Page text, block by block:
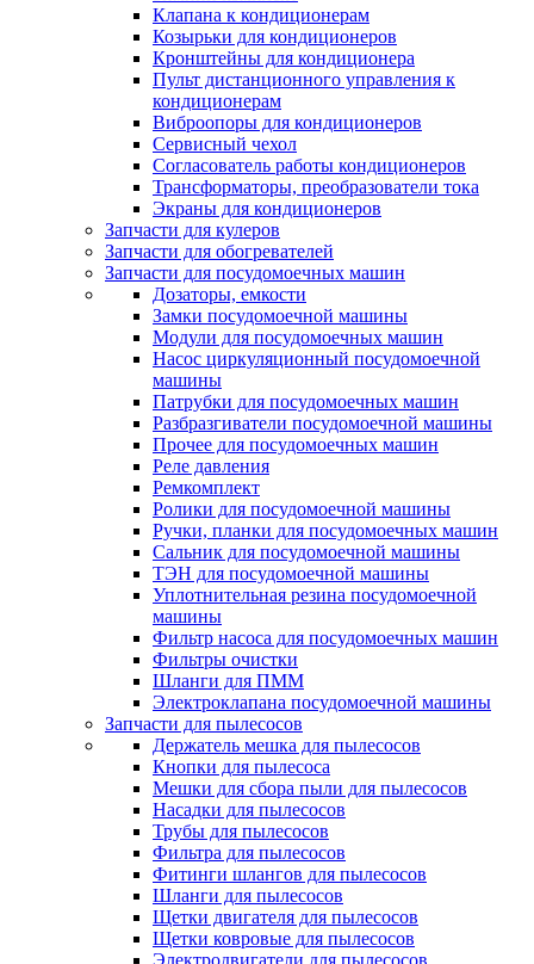
Клапана к кондиционерам
Козырьки для кондиционеров
Кронштейны для кондиционера
Пульт дистанционного управления к
кондиционерам
Виброопоры для кондиционеров
Сервисный чехол
Согласователь работы кондиционеров
Трансформаторы, преобразователи тока
Экраны для кондиционеров
Запчасти для кулеров
Запчасти для обогревателей
Запчасти для посудомоечных машин
Дозаторы, емкости
Замки посудомоечной машины
Модули для посудомоечных машин
Насос циркуляционный посудомоечной
машины
Патрубки для посудомоечных машин
Разбразгиватели посудомоечной машины
Прочее для посудомоечных машин
Реле давления
Ремкомплект
Ролики для посудомоечной машины
Ручки, планки для посудомоечных машин
Сальник для посудомоечной машины
ТЭН для посудомоечной машины
Уплотнительная резина посудомоечной
машины
Фильтр насоса для посудомоечных машин
Фильтры очистки
Шланги для ПММ
Электроклапана посудомоечной машины
Запчасти для пылесосов
Держатель мешка для пылесосов
Кнопки для пылесоса
Мешки для сбора пыли для пылесосов
Насадки для пылесосов
Трубы для пылесосов
Фильтра для пылесосов
Фитинги шлангов для пылесосов
Шланги для пылесосов
Щетки двигателя для пылесосов
Щетки ковровые для пылесосов
Электродвигатели для пылесосов